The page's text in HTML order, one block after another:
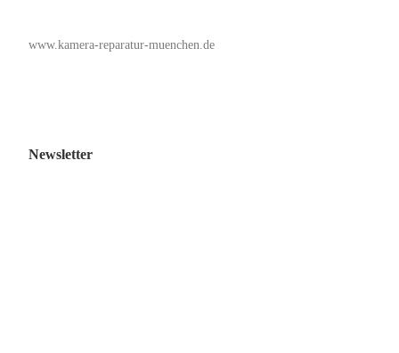
www.kamera-reparatur-muenchen.de
Newsletter